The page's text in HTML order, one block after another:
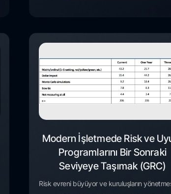
Modern İşletmede Risk ve
Programlarını Bir Sonraki
Seviyeye Taşımak (GRC)
Risk evreni büyüyor ve kuruluşların